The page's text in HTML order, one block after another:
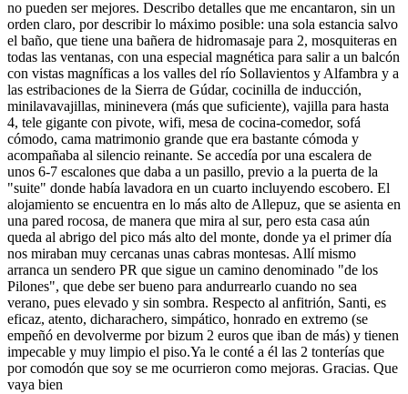
no pueden ser mejores. Describo detalles que me encantaron, sin un
orden claro, por describir lo máximo posible: una sola estancia salvo
el baño, que tiene una bañera de hidromasaje para 2, mosquiteras en
todas las ventanas, con una especial magnética para salir a un balcón
con vistas magníficas a los valles del río Sollavientos y Alfambra y a
las estribaciones de la Sierra de Gúdar, cocinilla de inducción,
minilavavajillas, mininevera (más que suficiente), vajilla para hasta
4, tele gigante con pivote, wifi, mesa de cocina-comedor, sofá
cómodo, cama matrimonio grande que era bastante cómoda y
acompañaba al silencio reinante. Se accedía por una escalera de
unos 6-7 escalones que daba a un pasillo, previo a la puerta de la
"suite" donde había lavadora en un cuarto incluyendo escobero. El
alojamiento se encuentra en lo más alto de Allepuz, que se asienta en
una pared rocosa, de manera que mira al sur, pero esta casa aún
queda al abrigo del pico más alto del monte, donde ya el primer día
nos miraban muy cercanas unas cabras montesas. Allí mismo
arranca un sendero PR que sigue un camino denominado "de los
Pilones", que debe ser bueno para andurrearlo cuando no sea
verano, pues elevado y sin sombra. Respecto al anfitrión, Santi, es
eficaz, atento, dicharachero, simpático, honrado en extremo (se
empeñó en devolverme por bizum 2 euros que iban de más) y tienen
impecable y muy limpio el piso.Ya le conté a él las 2 tonterías que
por comodón que soy se me ocurrieron como mejoras. Gracias. Que
vaya bien